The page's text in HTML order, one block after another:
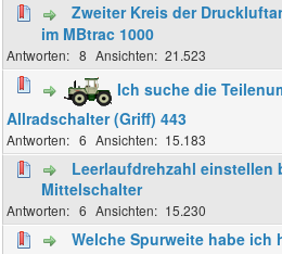
Zweiter Kreis der
im MBtrac 1000
8 21.523
Ich suche die
Allradschalter (Griff) 443
6 15.183
Leerlaufdrehzahl einstellen
Mittelschalter
6 15.230
Welche Spurweite habe ich